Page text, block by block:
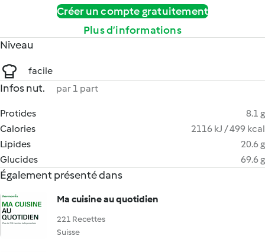
Créer un compte gratuitement
Plus d’informations
Niveau
facile
Infos nut. par 1 part
Protides
8.1 g
Calories
2116 kJ / 499 kcal
Lipides
20.6 g
Glucides
69.6 g
Également présenté dans
Ma cuisine au quotidien
221 Recettes
Suisse